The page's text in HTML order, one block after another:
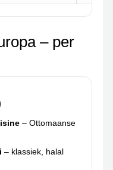
– per
– Ottomaanse
– klassiek, halal